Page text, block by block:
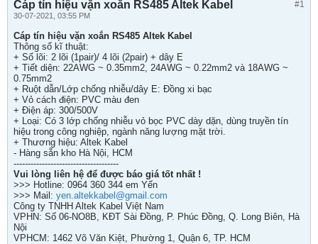
#1
Cáp tín hiệu vặn xoắn RS485 Altek Kabel
30-07-2021, 03:55 PM
Cáp tín hiệu vặn xoắn RS485 Altek Kabel
Thông số kĩ thuật:
+ Số lõi: 2 lõi (1pair)/ 4 lõi (2pair) + dây E
+ Tiết diện: 22AWG ~ 0.35mm2, 24AWG ~ 0.22mm2 và 18AWG ~
0.75mm2
+ Ruột dẫn/Lớp chống nhiễu/dây E: Đồng xi bạc
+ Vỏ cách điện: PVC màu đen
+ Điện áp: 300/500V
+ Loại: Có 3 lớp chống nhiễu vỏ bọc PVC dày dặn, dùng truyền tín
hiệu trong công nghiệp, ngành năng lượng mặt trời.
+ Thương hiệu: Altek Kabel
- Hàng sẵn kho Hà Nội, HCM
-------------------------------------
Vui lòng liên hệ để được báo giá tốt nhất !
>>> Hotline: 0964 360 344 em Yến
>>> Mail: yen.altekkabel@gmail.com
Công ty TNHH Altek Kabel Việt Nam
VPHN: Số 06-NO8B, KĐT Sài Đồng, P. Phúc Đồng, Q. Long Biên, Hà
Nội
VPHCM: 1462 Võ Văn Kiệt, Phường 1, Quận 6, TP. HCM